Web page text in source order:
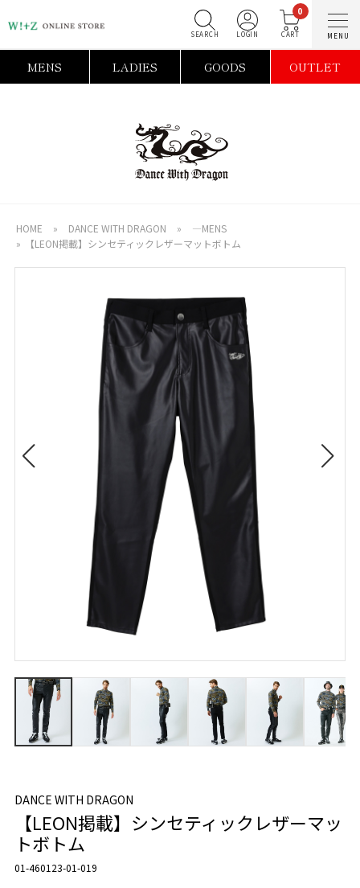
0
MENS LADIES GOODS OUTLET
HOME » DANCE WITH DRAGON »
―MENS
»
【LEON掲載】シンセティックレザーマットボトム
DANCE WITH DRAGON
【LEON掲載】シンセティックレザーマッ
トボトム
01-460123-01-019